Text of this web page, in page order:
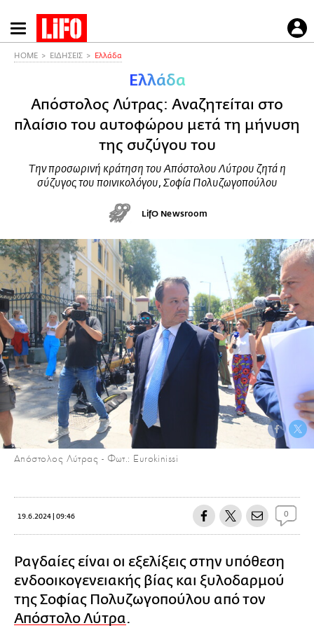
Παράκαμψη
προς
HOME ΕΙΔΗΣΕΙΣ Ελλάδα
Ελλάδα
Απόστολος Λύτρας: Αναζητείται στο
πλαίσιο του αυτοφώρου μετά τη μήνυση
της συζύγου του
Την προσωρινή κράτηση του Απόστολου Λύτρου ζητά η
σύζυγος του ποινικολόγου, Σοφία Πολυζωγοπούλου
LifO Newsroom
Απόστολος Λύτρας - Φωτ.: Eurokinissi
19.6.2024 | 09:46 0
Ραγδαίες είναι οι εξελίξεις στην υπόθεση
ενδοοικογενειακής βίας και ξυλοδαρμού
της Σοφίας Πολυζωγοπούλου από τον
Απόστολο Λύτρα.